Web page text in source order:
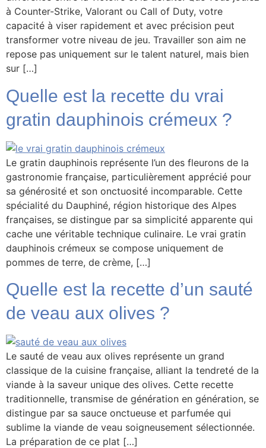
à Counter-Strike, Valorant ou Call of Duty, votre
capacité à viser rapidement et avec précision peut
transformer votre niveau de jeu. Travailler son aim ne
repose pas uniquement sur le talent naturel, mais bien
sur […]
Quelle est la recette du vrai
gratin dauphinois crémeux ?
Le gratin dauphinois représente l’un des fleurons de la
gastronomie française, particulièrement apprécié pour
sa générosité et son onctuosité incomparable. Cette
spécialité du Dauphiné, région historique des Alpes
françaises, se distingue par sa simplicité apparente qui
cache une véritable technique culinaire. Le vrai gratin
dauphinois crémeux se compose uniquement de
pommes de terre, de crème, […]
Quelle est la recette d’un sauté
de veau aux olives ?
Le sauté de veau aux olives représente un grand
classique de la cuisine française, alliant la tendreté de la
viande à la saveur unique des olives. Cette recette
traditionnelle, transmise de génération en génération, se
distingue par sa sauce onctueuse et parfumée qui
sublime la viande de veau soigneusement sélectionnée.
La préparation de ce plat […]